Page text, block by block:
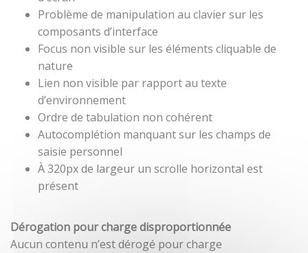
Problème de manipulation au clavier sur les
composants d’interface
Focus non visible sur les éléments cliquable de
nature
Lien non visible par rapport au texte
d’environnement
Ordre de tabulation non cohérent
Autocomplétion manquant sur les champs de
saisie personnel
À 320px de largeur un scrolle horizontal est
présent
Dérogation pour charge disproportionnée
Aucun contenu n’est dérogé pour charge